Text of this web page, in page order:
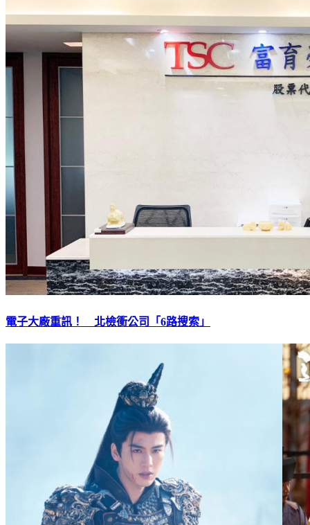
電子大廠重訊！ 北檢衝公司「6路搜索」